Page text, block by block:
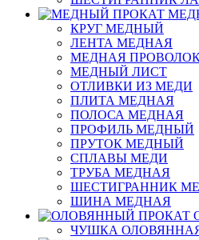
КРУГ МЕДНЫЙ
ЛЕНТА МЕДНАЯ
МЕДНАЯ
МЕДНЫЙ ЛИСТ
ОТЛИВКИ ИЗ МЕДИ
ПЛИТА МЕДНАЯ
ПОЛОСА МЕДНАЯ
ПРОФИЛЬ МЕДНЫЙ
ПРУТОК МЕДНЫЙ
СПЛАВЫ МЕДИ
ТРУБА МЕДНАЯ
ШЕСТИГРАННИК
ШИНА МЕДНАЯ
ЧУШКА